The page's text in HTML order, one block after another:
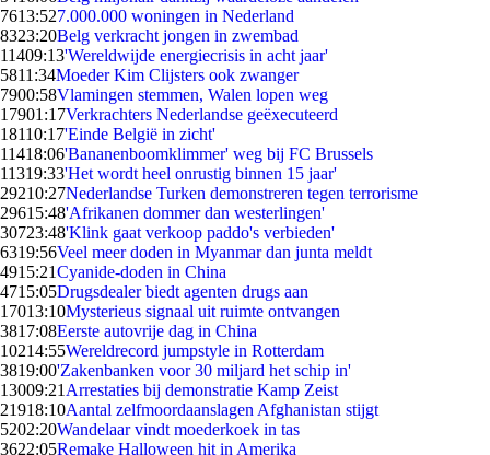
7613:527.000.000 woningen in Nederland
8323:20Belg verkracht jongen in zwembad
11409:13'Wereldwijde energiecrisis in acht jaar'
5811:34Moeder Kim Clijsters ook zwanger
7900:58Vlamingen stemmen, Walen lopen weg
17901:17Verkrachters Nederlandse geëxecuteerd
18110:17'Einde België in zicht'
11418:06'Bananenboomklimmer' weg bij FC Brussels
11319:33'Het wordt heel onrustig binnen 15 jaar'
29210:27Nederlandse Turken demonstreren tegen terrorisme
29615:48'Afrikanen dommer dan westerlingen'
30723:48'Klink gaat verkoop paddo's verbieden'
6319:56Veel meer doden in Myanmar dan junta meldt
4915:21Cyanide-doden in China
4715:05Drugsdealer biedt agenten drugs aan
17013:10Mysterieus signaal uit ruimte ontvangen
3817:08Eerste autovrije dag in China
10214:55Wereldrecord jumpstyle in Rotterdam
3819:00'Zakenbanken voor 30 miljard het schip in'
13009:21 Arrestaties bij demonstratie Kamp Zeist
21918:10Aantal zelfmoordaanslagen Afghanistan stijgt
5202:20Wandelaar vindt moederkoek in tas
3622:05Remake Halloween hit in Amerika